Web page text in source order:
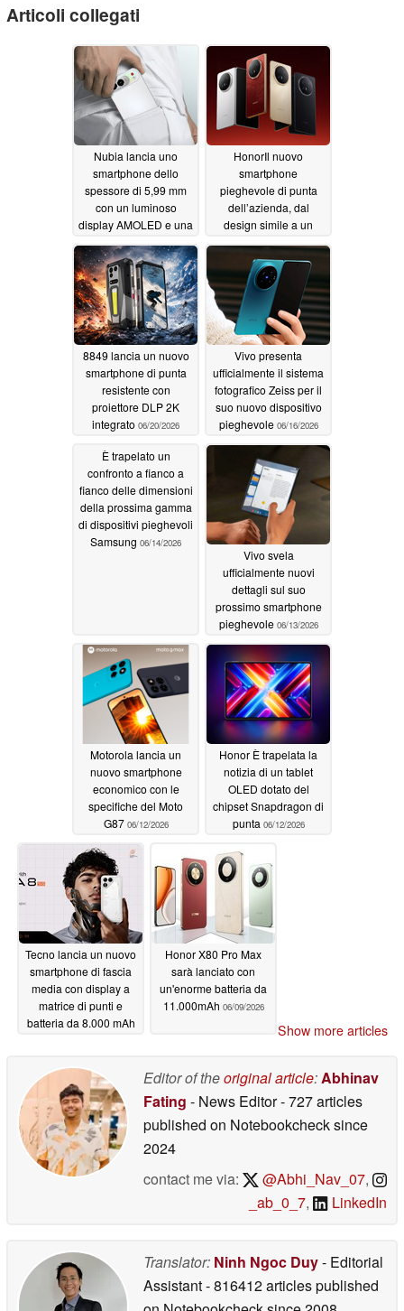
Articoli collegati
Nubia lancia uno
smartphone dello
spessore di 5,99 mm
con un luminoso
display AMOLED e una
07/09/2026
HonorIl nuovo
smartphone
pieghevole di punta
dell’azienda, dal
design simile a un
in Europa07/01/2026
8849 lancia un nuovo
smartphone di punta
resistente con
proiettore DLP 2K
integrato 06/20/2026
Vivo presenta
ufficialmente il sistema
fotografico Zeiss per il
suo nuovo dispositivo
pieghevole 06/16/2026
È trapelato un
confronto a fianco a
fianco delle dimensioni
della prossima gamma
di dispositivi pieghevoli
Samsung 06/14/2026
Vivo svela
ufficialmente nuovi
dettagli sul suo
prossimo smartphone
pieghevole 06/13/2026
Motorola lancia un
nuovo smartphone
economico con le
specifiche del Moto
G87 06/12/2026
Honor È trapelata la
notizia di un tablet
OLED dotato del
chipset Snapdragon di
punta 06/12/2026
Tecno lancia un nuovo
smartphone di fascia
media con display a
matrice di punti e
batteria da 8.000 mAh
Honor X80 Pro Max
sarà lanciato con
un'enorme batteria da
11.000mAh 06/09/2026
Show more articles
Editor of theoriginal article: Abhinav
Fating - News Editor- 727 articles
published on Notebookchecksince
2024
contact me via:
@Abhi_Nav_07,
_ab_0_7, LinkedIn
Translator: Ninh Ngoc Duy- Editorial
Assistant- 816412 articles published